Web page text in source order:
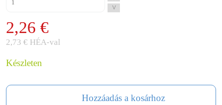
^
2,26 €
2,73 € HÉA-val
Készleten
Hozzáadás a kosárhoz